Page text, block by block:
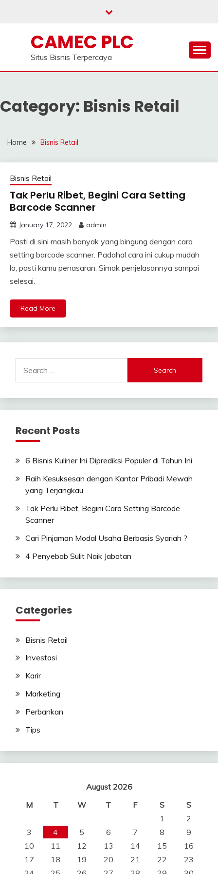
CAMEC PLC
Situs Bisnis Terpercaya
Category: Bisnis Retail
Home Bisnis Retail
Bisnis Retail
Tak Perlu Ribet, Begini Cara Setting
Barcode Scanner
January 17, 2022 admin
Pasti di sini masih banyak yang bingung dengan cara
setting barcode scanner. Padahal cara ini cukup mudah
lo, pasti kamu penasaran. Simak penjelasannya sampai
selesai.
Read More
for:
Recent Posts
6 Bisnis Kuliner Ini Diprediksi Populer di Tahun Ini
Raih Kesuksesan dengan Kantor Pribadi Mewah
yang Terjangkau
Tak Perlu Ribet, Begini Cara Setting Barcode
Scanner
Cari Pinjaman Modal Usaha Berbasis Syariah ?
4 Penyebab Sulit Naik Jabatan
Categories
Bisnis Retail
Investasi
Karir
Marketing
Perbankan
Tips
August 2026
M
T W T F S
S
1
2
3
4 5 6 7 8
9
10
11 12 13 14 15
16
17
18 19 20 21 22
23